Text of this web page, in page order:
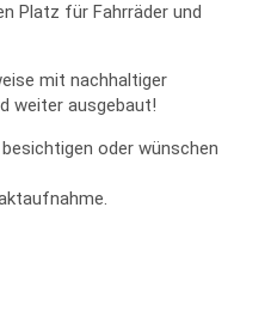
Platz für Fahrräder und
mit nachhaltiger
weiter ausgebaut!
oder wünschen